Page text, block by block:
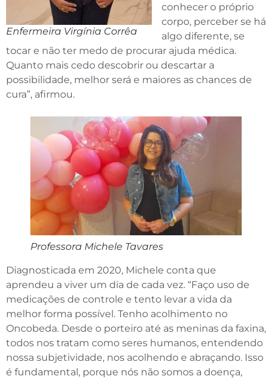
Enfermeira Virgínia Corrêa
conhecer o próprio
corpo, perceber se há
algo diferente, se
tocar e não ter medo de procurar ajuda médica.
Quanto mais cedo descobrir ou descartar a
possibilidade, melhor será e maiores as chances de
cura”, afirmou.
Professora Michele Tavares
Diagnosticada em 2020, Michele conta que
aprendeu a viver um dia de cada vez. “Faço uso de
medicações de controle e tento levar a vida da
melhor forma possível. Tenho acolhimento no
Oncobeda. Desde o porteiro até as meninas da faxina,
todos nos tratam como seres humanos, entendendo
nossa subjetividade, nos acolhendo e abraçando. Isso
é fundamental, porque nós não somos a doença,